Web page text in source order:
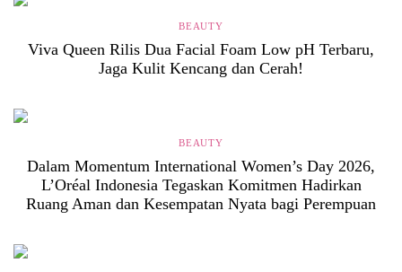
BEAUTY
Viva Queen Rilis Dua Facial Foam Low pH Terbaru,
Jaga Kulit Kencang dan Cerah!
BEAUTY
Dalam Momentum International Women’s Day 2026,
L’Oréal Indonesia Tegaskan Komitmen Hadirkan
Ruang Aman dan Kesempatan Nyata bagi Perempuan